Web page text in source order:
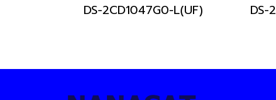
DS-2CD1047G0-L(UF) DS-